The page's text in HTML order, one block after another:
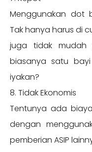
Menggunakan dot
Tak hanya harus di
juga tidak mudah
biasanya satu
iyakan?
8. Tidak Ekonomis
Tentunya ada
dengan
pemberian ASIP